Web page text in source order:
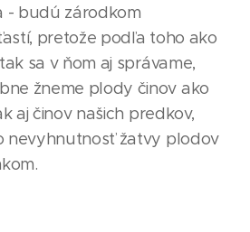
- budú zárodkom
pretože podľa toho ako
sa v ňom aj správame,
žneme plody činov ako
aj činov našich predkov,
nevyhnutnosť žatvy plodov